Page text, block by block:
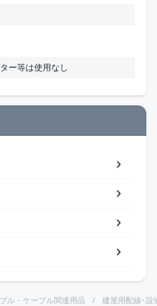
ー等は使用なし
ル・ケーブル関連用品 建屋用配線･設